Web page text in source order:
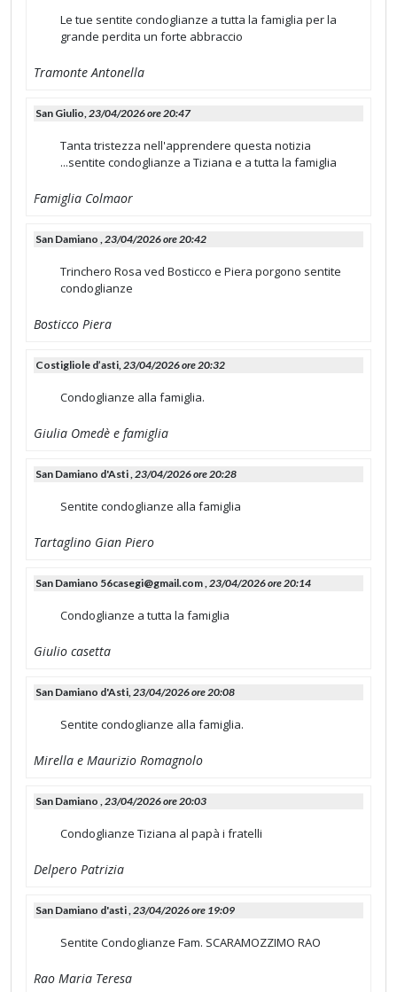
Le tue sentite condoglianze a tutta la famiglia per la
grande perdita un forte abbraccio
Tramonte Antonella
San Giulio,23/04/2026 ore 20:47
Tanta tristezza nell'apprendere questa notizia
...sentite condoglianze a Tiziana e a tutta la famiglia
Famiglia Colmaor
San Damiano ,23/04/2026 ore 20:42
Trinchero Rosa ved Bosticco e Piera porgono sentite
condoglianze
Bosticco Piera
Costigliole d’asti,23/04/2026 ore 20:32
Condoglianze alla famiglia.
Giulia Omedè e famiglia
San Damiano d'Asti ,23/04/2026 ore 20:28
Sentite condoglianze alla famiglia
Tartaglino Gian Piero
San Damiano 56casegi@gmail.com,23/04/2026 ore 20:14
Condoglianze a tutta la famiglia
Giulio casetta
San Damiano d'Asti,23/04/2026 ore 20:08
Sentite condoglianze alla famiglia.
Mirella e Maurizio Romagnolo
San Damiano ,23/04/2026 ore 20:03
Condoglianze Tiziana al papà i fratelli
Delpero Patrizia
San Damiano d'asti ,23/04/2026 ore 19:09
Sentite Condoglianze Fam. SCARAMOZZIMO RAO
Rao Maria Teresa